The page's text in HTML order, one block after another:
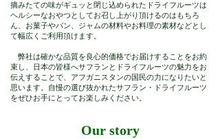
摘みたての味がギュッと閉じ込められたドライフルーツは
ヘルシーなおやつとしてお召し上がり頂けるのはもちろ
ん、お菓子やパン、ジャムの材料やお料理の素材などとし
て幅広くご利用頂けます。
弊社は確かな品質を良心的価格でお届けすることをお約
束し、日本の皆様へサフランとドライフルーツの魅力をお
伝えすることで、アフガニスタンの国民の力になりたいと
思います。自慢の選び抜かれたサフラン・ドライフルーツ
をぜひお手にとってお楽しみください。
Our story